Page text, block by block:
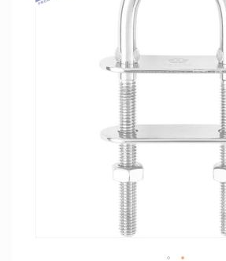
end